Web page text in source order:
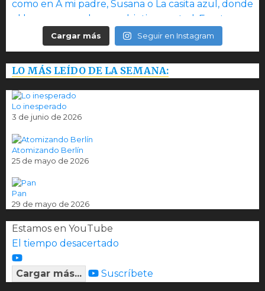
Cargar más Seguir en Instagram
LO MÁS LEÍDO DE LA SEMANA:
Lo inesperado
3 de junio de 2026
Atomizando Berlín
25 de mayo de 2026
Pan
29 de mayo de 2026
Estamos en YouTube
El tiempo desacertado
Cargar más... Suscríbete